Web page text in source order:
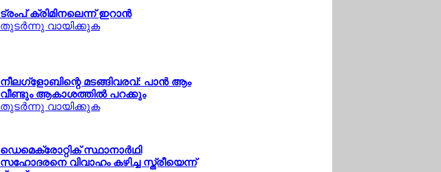
ട്രംപ് ക്രിമിനലെന്ന് ഇറാന്‍
തുടര്‍ന്നു വായിക്കുക
നീലഗ്ളോബിന്റെ മടങ്ങിവരവ്: പാന്‍ ആം
വീണ്ടും ആകാശത്തില്‍ പറക്കും
തുടര്‍ന്നു വായിക്കുക
ഡെമെക്രോറ്റിക് സ്ഥാനാര്‍ഥി
സഹോദരനെ വിവാഹം കഴിച്ച സ്ത്രീയെന്ന്